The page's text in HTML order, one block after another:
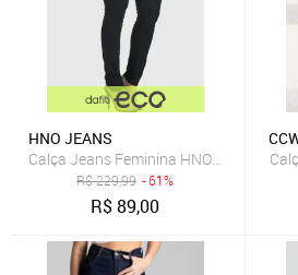
HNO JEANS
Calça Jeans Feminina HNO Jeans
R$229,99 - 61%
R$89,00